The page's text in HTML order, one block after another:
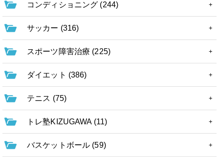
コンディショニング (244)
サッカー (316)
スポーツ障害治療 (225)
ダイエット (386)
テニス (75)
トレ塾KIZUGAWA (11)
バスケットボール (59)